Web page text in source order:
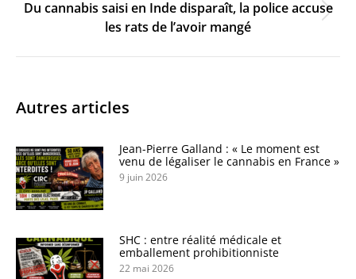
Onglet
suivant
Du cannabis saisi en Inde disparaît, la police accuse
les rats de l’avoir mangé
Autres articles
Jean-Pierre Galland : « Le moment est
venu de légaliser le cannabis en France »
9 juin 2026
SHC : entre réalité médicale et
emballement prohibitionniste
22 mai 2026